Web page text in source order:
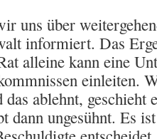
uns über
informiert. Das
alleine kann eine
einleiten.
das ablehnt, geschieht
dann ungesühnt. Es